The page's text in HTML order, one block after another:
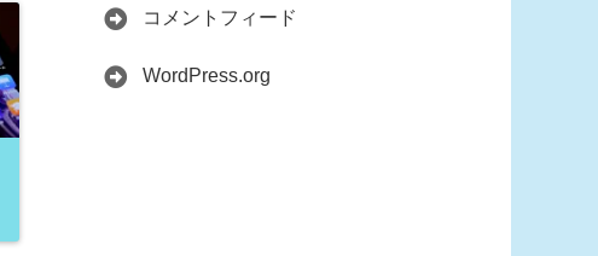
コメントフィード
WordPress.org